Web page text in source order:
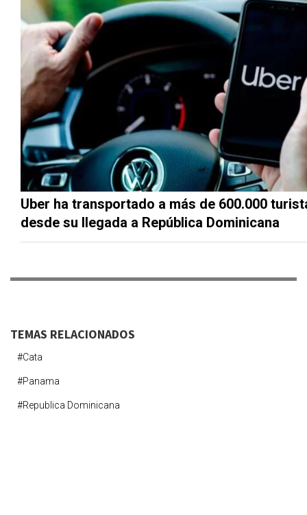
Uber ha transportado a más de 600.000
desde su llegada a República Dominicana
TEMAS RELACIONADOS
#cata
#panama
#republica Dominicana